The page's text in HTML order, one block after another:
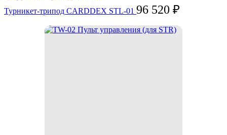
Турникет-трипод CARDDEX STL-01 96 520 ₽